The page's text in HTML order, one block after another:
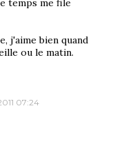
j'aime bien quand
ou le matin.
07:24